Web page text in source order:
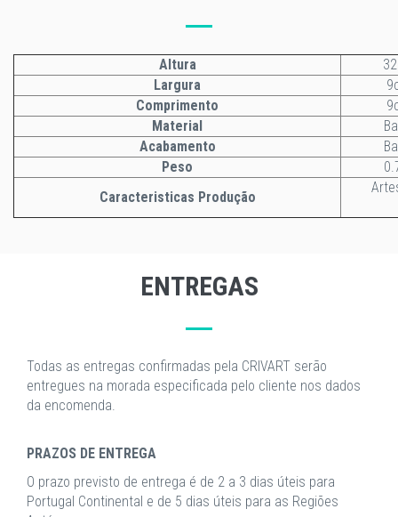
Altura
Largura
Comprimento
Material
Acabamento
Peso
Caracteristicas Produção
ENTREGAS
Todas as entregas confirmadas pela CRIVART serão
entregues na morada especificada pelo cliente nos dados
da encomenda.
PRAZOS DE ENTREGA
O prazo previsto de entrega é de 2 a 3 dias úteis para
Portugal Continental e de 5 dias úteis para as Regiões